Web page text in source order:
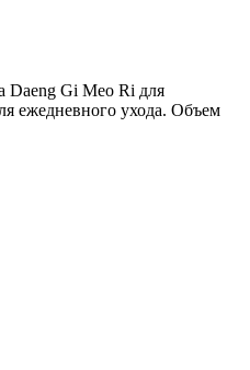
Daeng Gi Meo Ri для
ежедневного ухода. Объем